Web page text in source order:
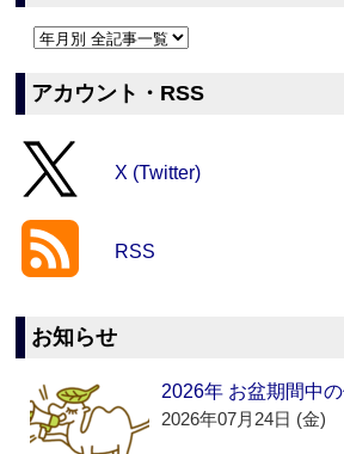
アカウント・RSS
X (Twitter)
RSS
お知らせ
2026年 お盆期間中
2026年07月24日 (金)